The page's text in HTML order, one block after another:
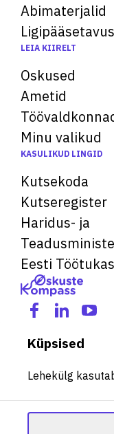
Abimaterjalid
Ligipääsetavus
LEIA KIIRELT
Oskused
Ametid
Minu valikud
KASULIKUD LINGID
Kutsekoda
Kutseregister
Haridus- ja
Eesti
Küpsised
Lehekülg